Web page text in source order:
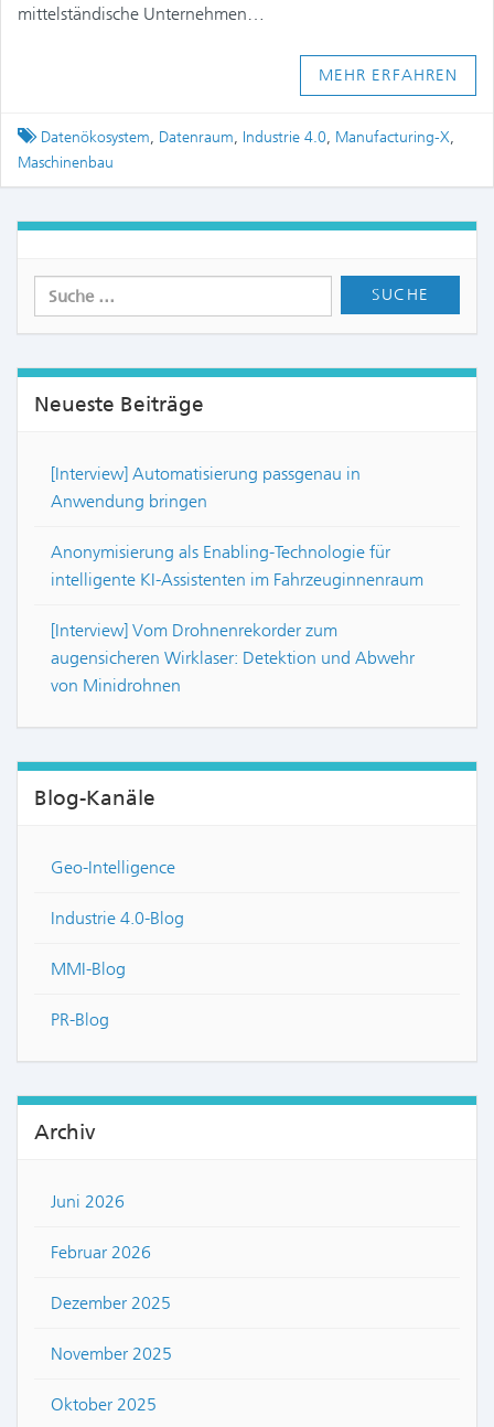
mittelständische Unternehmen…
MEHR ERFAHREN
Tagged
Datenökosystem, Datenraum, Industrie 4.0, Manufacturing-X,
Maschinenbau
Neueste Beiträge
[Interview] Automatisierung passgenau in
Anwendung bringen
Anonymisierung als Enabling-Technologie für
intelligente KI-Assistenten im Fahrzeuginnenraum
[Interview] Vom Drohnenrekorder zum
augensicheren Wirklaser: Detektion und Abwehr
von Minidrohnen
Blog-Kanäle
Geo-Intelligence
Industrie 4.0-Blog
MMI-Blog
PR-Blog
Archiv
Juni 2026
Februar 2026
Dezember 2025
November 2025
Oktober 2025